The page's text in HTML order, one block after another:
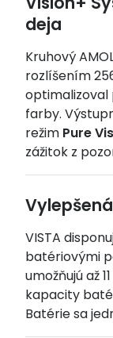
deja
Kruhový
rozlíšením
optimalizoval
farby.
režim Pure
zážitok z
VISTA
batériovými
umožňujú až
kapacity
Batérie sa